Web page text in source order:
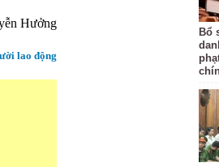
Hưởng
lao động
Bổ